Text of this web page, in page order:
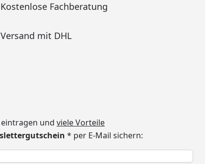
Kostenlose Fachberatung
Versand mit DHL
eintragen und viele Vorteile
* per E-Mail sichern: